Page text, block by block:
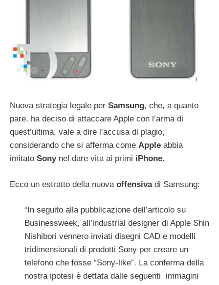
Nuova strategia legale per Samsung, che, a quanto
pare, ha deciso di attaccare Apple con l’arma di
quest’ultima, vale a dire l’accusa di plagio,
considerando che si afferma come Apple abbia
imitato Sonynel dare vita ai primi iPhone.
Ecco un estratto della nuovaoffensivadi Samsung:
“In seguito alla pubblicazione dell’articolo su
Businessweek, all’industrial designer di Apple Shin
Nishibori vennero inviati disegni CAD e modelli
tridimensionali di prodotti Sony per creare un
telefono che fosse “Sony-like”. La conferma della
nostra ipotesi è dettata dalle seguenti immagini